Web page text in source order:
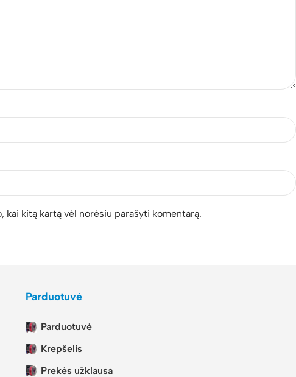
kitą kartą vėl norėsiu parašyti komentarą.
Parduotuvė
Parduotuvė
Krepšelis
Prekės užklausa